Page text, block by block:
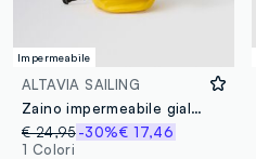
Impermeabile
ALTAVIA SAILING
Zaino impermeabile giallo con tasca frontale ALTAVIA SAILING
€ 24,95-30%€ 17,46
1 Colori